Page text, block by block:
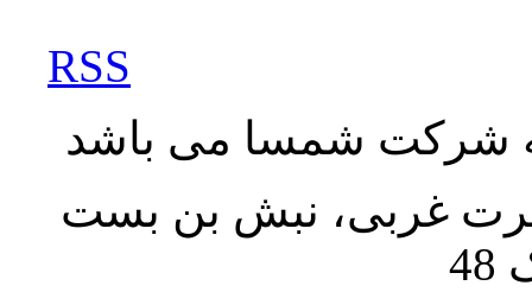
RSS
شرکت شمسا می باشد
غربی، نبش بن بست